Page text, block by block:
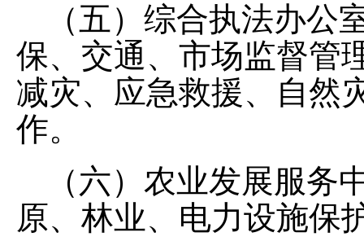
（五）综合执法办公
保、交通、市场监督管
减灾、应急救援、自然
作。
（六）农业发展服务
原、林业、电力设施保